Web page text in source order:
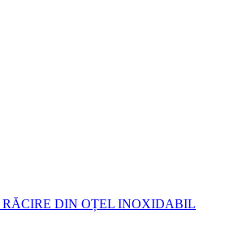
RĂCIRE DIN OȚEL INOXIDABIL